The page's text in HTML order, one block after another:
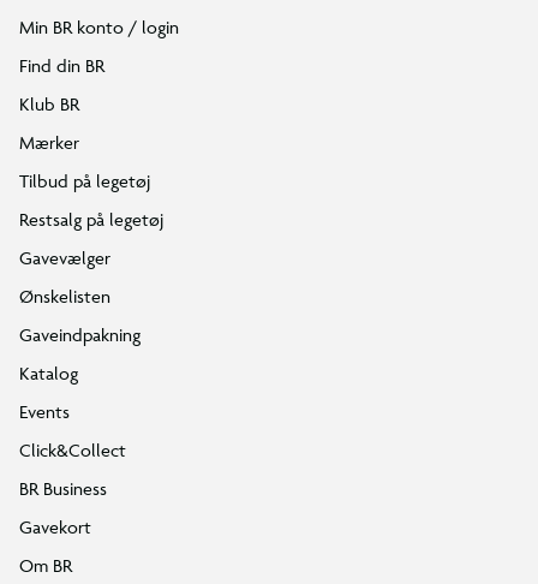
Min BR konto / login
Find din BR
Klub BR
Mærker
Tilbud på legetøj
Restsalg på legetøj
Gavevælger
Ønskelisten
Gaveindpakning
Katalog
Events
Click&Collect
BR Business
Gavekort
Om BR